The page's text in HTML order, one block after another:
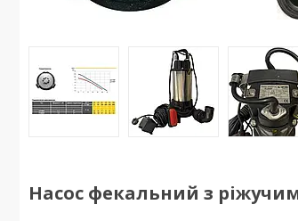
Насос фекальний з